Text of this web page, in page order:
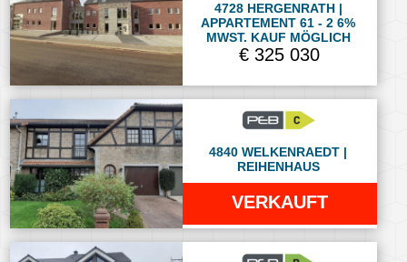
4728 HERGENRATH |
APPARTEMENT 61 - 2 6%
MWST. KAUF MÖGLICH
€ 325 030
4840 WELKENRAEDT |
REIHENHAUS
VERKAUFT